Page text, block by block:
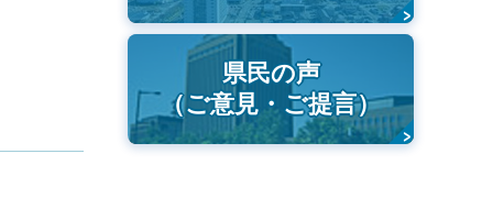
県民の声
（ご意見・ご提言）